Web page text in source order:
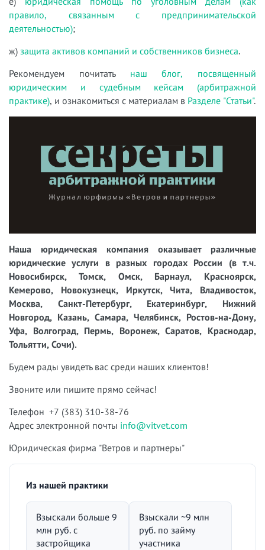
правило, связанным с предпринимательской
деятельностью);
ж) защита активов компаний и собственников бизнеса.
Рекомендуем почитать наш блог, посвященный
юридическим и судебным кейсам (арбитражной
практике), и ознакомиться с материалам в Разделе "Статьи".
Наша юридическая компания оказывает различные
юридические услуги в разных городах России (в т.ч.
Новосибирск, Томск, Омск, Барнаул, Красноярск,
Кемерово, Новокузнецк, Иркутск, Чита, Владивосток,
Москва, Санкт-Петербург, Екатеринбург, Нижний
Новгород, Казань, Самара, Челябинск, Ростов-на-Дону,
Уфа, Волгоград, Пермь, Воронеж, Саратов, Краснодар,
Тольятти, Сочи).
Будем рады увидеть вас среди наших клиентов!
Звоните или пишите прямо сейчас!
Телефон +7 (383) 310-38-76
Адрес электронной почты info@vitvet.com
Юридическая фирма "Ветров и партнеры"
Из нашей практики
Взыскали больше 9
млн руб. с
застройщика
Взыскали ~9 млн
руб. по займу
участника